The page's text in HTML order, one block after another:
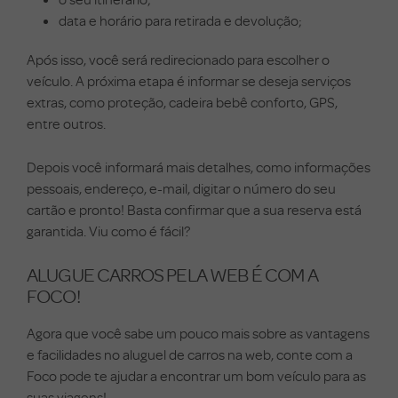
data e horário para retirada e devolução;
Após isso, você será redirecionado para escolher o
veículo. A próxima etapa é informar se deseja serviços
extras, como proteção, cadeira bebê conforto, GPS,
entre outros.
Depois você informará mais detalhes, como informações
pessoais, endereço, e-mail, digitar o número do seu
cartão e pronto! Basta confirmar que a sua reserva está
garantida. Viu como é fácil?
ALUGUE CARROS PELA WEB É COM A
FOCO!
Agora que você sabe um pouco mais sobre as vantagens
e facilidades no aluguel de carros na web, conte com a
Foco pode te ajudar a encontrar um bom veículo para as